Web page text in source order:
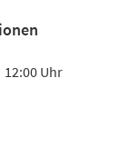
12:00 Uhr